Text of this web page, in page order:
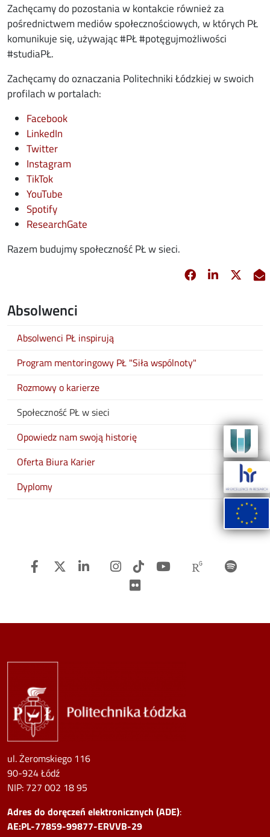
Zachęcamy do pozostania w kontakcie również za
pośrednictwem mediów społecznościowych, w których PŁ
komunikuje się, używając #PŁ #potęgujmożliwości
#studiaPŁ.
Zachęcamy do oznaczania Politechniki Łódzkiej w swoich
profilach w portalach:
Facebookopens in new window
LinkedIn
Twitteropens in new window
Instagram
TikTokopens in new window
YouTube
Spotifyopens in new window
ResearchGate
Razem budujmy społeczność PŁ w sieci.
Facebook
opens in new
Linkedin
opens in
X
Absolwenci
Absolwenci PŁ inspirują
Program mentoringowy PŁ "Siła wspólnoty"
Rozmowy o karierze
Społeczność PŁ w sieci
Opowiedz nam swoją historię
Oferta Biura Karier
Dyplomy
Facebook
Twitter LinkedinInstagram
TiTok Youtube
ul. Żeromskiego 116
90-924 Łódź
NIP: 727 002 18 95
Adres do doręczeń elektronicznych (ADE):
AE:PL-77859-99877-ERVVB-29